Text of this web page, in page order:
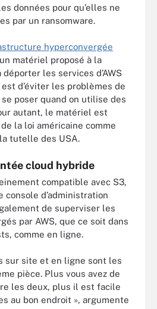
données pour qu’elles ne
par un ransomware.
hyperconvergée
matériel proposé à la
les services d’AWS
d’éviter les problèmes de
poser quand on utilise des
autant, le matériel est
la loi américaine comme
tutelle des USA.
cloud hybride
compatible avec S3,
console d’administration
de superviser les
par AWS, que ce soit dans
comme en ligne.
sur site et en ligne sont les
pièce. Plus vous avez de
les deux, plus il est facile
au bon endroit », argumente